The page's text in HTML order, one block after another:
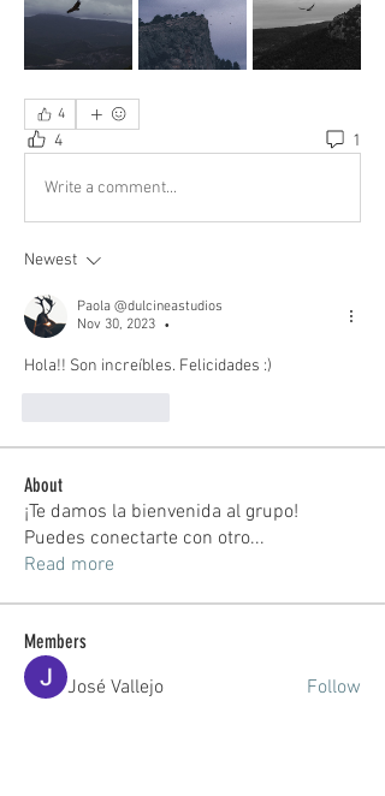
4
4 1
Write a comment...
Newest
Paola @dulcineastudios
Nov 30, 2023
•
Hola!! Son increíbles. Felicidades :)
About
¡Te damos la bienvenida al grupo!
Puedes conectarte con otro...
Read more
Members
José Vallejo Follow